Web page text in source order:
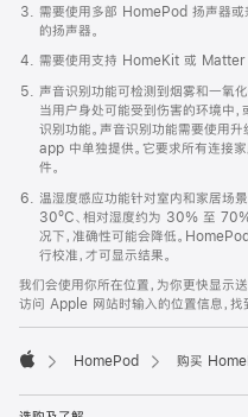
需要使用多部 HomePod 扬声器或
的扬声器。
需要使用支持 HomeKit 或 Matter
声音识别功能可检测到烟雾和一氧
当用户身处可能受到伤害的环境中
识别功能。声音识别功能需要使用
app 中单独提供。它要求所有连接
件。
温湿度感应功能针对室内和家居场
30ºC、相对湿度约为 30% 至
况下，准确性可能会降低。
行校准，才可显示结果。
我们会使用你所在位置，为你更快显示
访问 Apple 网站时输入的位置信息，找
HomePod 购买